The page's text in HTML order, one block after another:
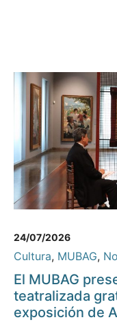
24/07/2026
Cultura, MUBAG,
El MUBAG
teatralizada
exposición de